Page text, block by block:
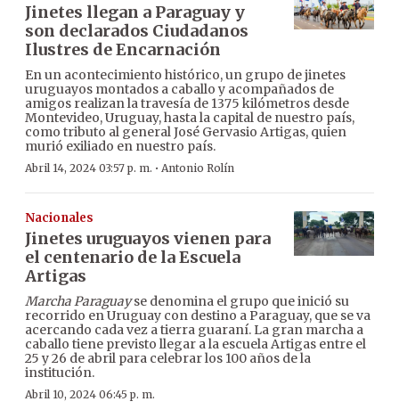
Jinetes llegan a Paraguay y
son declarados Ciudadanos
Ilustres de Encarnación
En un acontecimiento histórico, un grupo de jinetes
uruguayos montados a caballo y acompañados de
amigos realizan la travesía de 1375 kilómetros desde
Montevideo, Uruguay, hasta la capital de nuestro país,
como tributo al general José Gervasio Artigas, quien
murió exiliado en nuestro país.
Abril 14, 2024 03:57 p. m. · Antonio Rolín
Nacionales
Jinetes uruguayos vienen para
el centenario de la Escuela
Artigas
Marcha Paraguayse denomina el grupo que inició su
recorrido en Uruguay con destino a Paraguay, que se va
acercando cada vez a tierra guaraní. La gran marcha a
caballo tiene previsto llegar a la escuela Artigas entre el
25 y 26 de abril para celebrar los 100 años de la
institución.
Abril 10, 2024 06:45 p. m.